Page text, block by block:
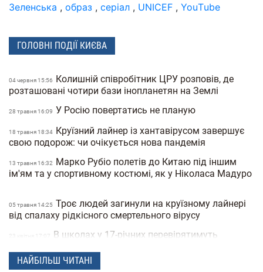
Зеленська , образ , серіал , UNICEF , YouТube
ГОЛОВНІ ПОДІЇ КИЄВА
04 червня 15:56
Колишній співробітник ЦРУ розповів, де
розташовані чотири бази інопланетян на Землі
28 травня 16:09 У Росію повертатись не планую
18 травня 18:34 Круїзний лайнер із хантавірусом завершує
свою подорож: чи очікується нова пандемія
13 травня 16:32
Марко Рубіо полетів до Китаю під іншим
ім'ям та у спортивному костюмі, як у Ніколаса Мадуро
05 травня 14:25 Троє людей загинули на круїзному лайнері
від спалаху рідкісного смертельного вірусу
23 квiтня 17:07
В школах у 17-річних перевірятимуть
Поліція Мексики кілька днів не могла знайти
НАЙБІЛЬШ ЧИТАНІ